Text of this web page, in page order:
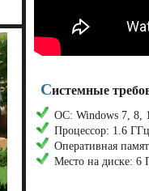
Системные
ОС: Windows 7, 8,
Процессор: 1.6 ГГц
Оперативная
Место на диске: 6